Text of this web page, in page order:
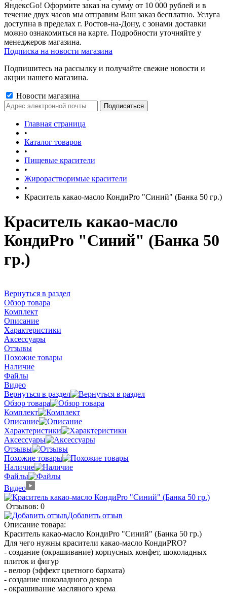
ЯндексGo! Оформите заказ на сумму от 10 000 рублей и в
течение двух часов мы отправим Ваш заказ бесплатно. Услуга
доступна в пределах г. Ростов-на-Дону, с зонами доставки
можно ознакомиться на карте. Подробности уточняйте у
менеджеров магазина.
Подписка на новости магазина
Подпишитесь на рассылку и получайте свежие новости и
акции нашего магазина.
Новости магазина
Главная страница
•
Каталог товаров
•
Пищевые красители
•
Жирорастворимые красители
•
Краситель какао-масло КондиPro "Синий" (Банка 50 гр.)
Краситель какао-масло
КондиPro "Синий" (Банка 50
гр.)
Вернуться в раздел
Обзор товара
Комплект
Описание
Характеристики
Аксессуары
Отзывы
Похожие товары
Наличие
Файлы
Видео
Вернуться в раздел
Обзор товара
Комплект
Описание
Характеристики
Аксессуары
Отзывы
Похожие товары
Наличие
Файлы
Видео
Отзывов: 0
Добавить отзыв
Описание товара:
Краситель какао-масло КондиPro "Синий" (Банка 50 гр.)
Для чего нужны красители какао-масло КондиPRO?
- создание (окрашивание) корпусных конфет, шоколадных
плиток и фигур
- велюр (эффект цветного бархата)
- создание шоколадного декора
- окрашивание масляного крема